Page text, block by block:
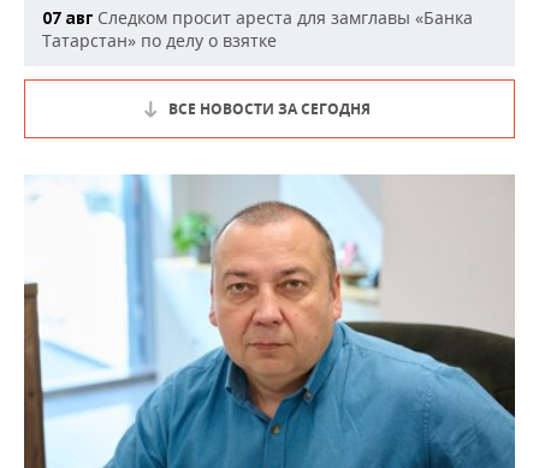
07 авг Следком просит ареста для замглавы «Банка
Татарстан» по делу о взятке
ВСЕ НОВОСТИ ЗА СЕГОДНЯ